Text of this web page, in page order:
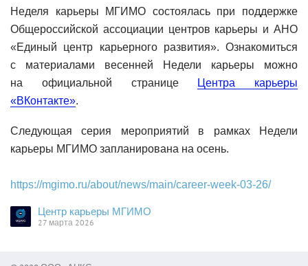
Неделя карьеры МГИМО состоялась при поддержке
Общероссийской ассоциации центров карьеры и АНО
«Единый центр карьерного развития». Ознакомиться
с материалами весенней Недели карьеры можно
на официальной странице
Центра карьеры
«ВКонтакте».
Следующая серия мероприятий в рамках Недели
карьеры МГИМО запланирована на осень.
https://mgimo.ru/about/news/main/career-week-03-26/
Центр карьеры МГИМО
27 марта 2026